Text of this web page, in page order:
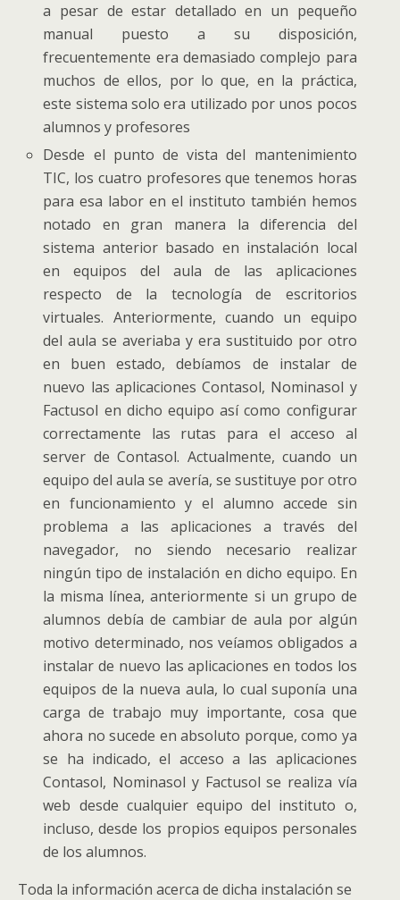
a pesar de estar detallado en un pequeño
manual puesto a su disposición,
frecuentemente era demasiado complejo para
muchos de ellos, por lo que, en la práctica,
este sistema solo era utilizado por unos pocos
alumnos y profesores
Desde el punto de vista del mantenimiento
TIC, los cuatro profesores que tenemos horas
para esa labor en el instituto también hemos
notado en gran manera la diferencia del
sistema anterior basado en instalación local
en equipos del aula de las aplicaciones
respecto de la tecnología de escritorios
virtuales. Anteriormente, cuando un equipo
del aula se averiaba y era sustituido por otro
en buen estado, debíamos de instalar de
nuevo las aplicaciones Contasol, Nominasol y
Factusol en dicho equipo así como configurar
correctamente las rutas para el acceso al
server de Contasol. Actualmente, cuando un
equipo del aula se avería, se sustituye por otro
en funcionamiento y el alumno accede sin
problema a las aplicaciones a través del
navegador, no siendo necesario realizar
ningún tipo de instalación en dicho equipo. En
la misma línea, anteriormente si un grupo de
alumnos debía de cambiar de aula por algún
motivo determinado, nos veíamos obligados a
instalar de nuevo las aplicaciones en todos los
equipos de la nueva aula, lo cual suponía una
carga de trabajo muy importante, cosa que
ahora no sucede en absoluto porque, como ya
se ha indicado, el acceso a las aplicaciones
Contasol, Nominasol y Factusol se realiza vía
web desde cualquier equipo del instituto o,
incluso, desde los propios equipos personales
de los alumnos.
Toda la información acerca de dicha instalación se